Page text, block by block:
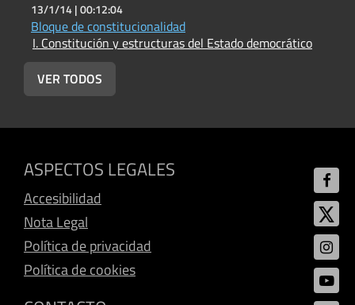
13/1/14 |00:12:04
Bloque de constitucionalidad
I. Constitución y estructuras del Estado democrático
VER TODOS
ASPECTOS LEGALES
Accesibilidad
Nota Legal
Política de privacidad
Política de cookies